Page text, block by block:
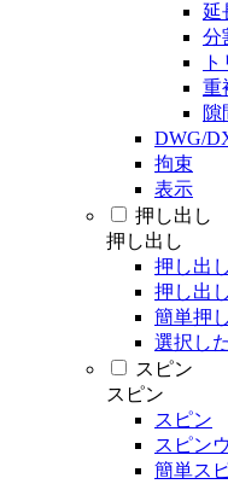
延
分
重
隙
DWG/
拘束
表示
押し出し
押し出し
押し出し
押し出
簡単押
選択し
スピン
スピン
スピン
スピン
簡単ス